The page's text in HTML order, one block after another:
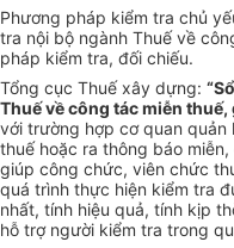
Phương pháp kiểm tra chủ
tra nội bộ ngành Thuế về
pháp kiểm tra, đối chiếu.
Tổng cục Thuế xây dựng:
Thuế về công tác miễn thuế,
với trường hợp cơ quan quản
thuế hoặc ra thông báo
giúp công chức, viên chức
quá trình thực hiện kiểm tra
nhất, tính hiệu quả, tính kịp
hỗ trợ người kiểm tra trong